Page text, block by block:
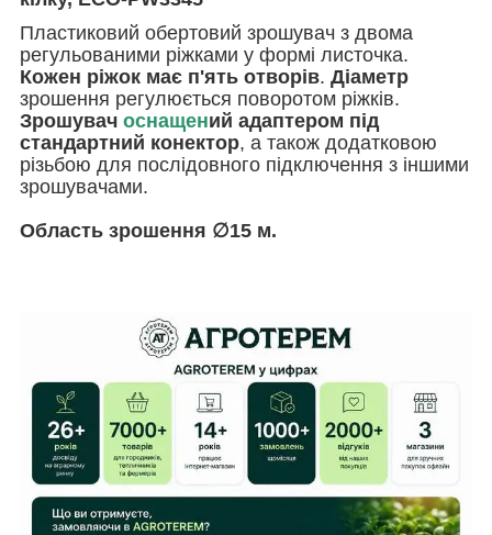
Пластиковий обертовий зрошувач з двома
регульованими ріжками у формі листочка.
Кожен ріжок має п'ять отворів. Діаметр
зрошення регулюється поворотом ріжків.
Зрошувач оснащений адаптером під
стандартний конектор, а також додатковою
різьбою для послідовного підключення з іншими
зрошувачами.
Область зрошення ∅15 м.